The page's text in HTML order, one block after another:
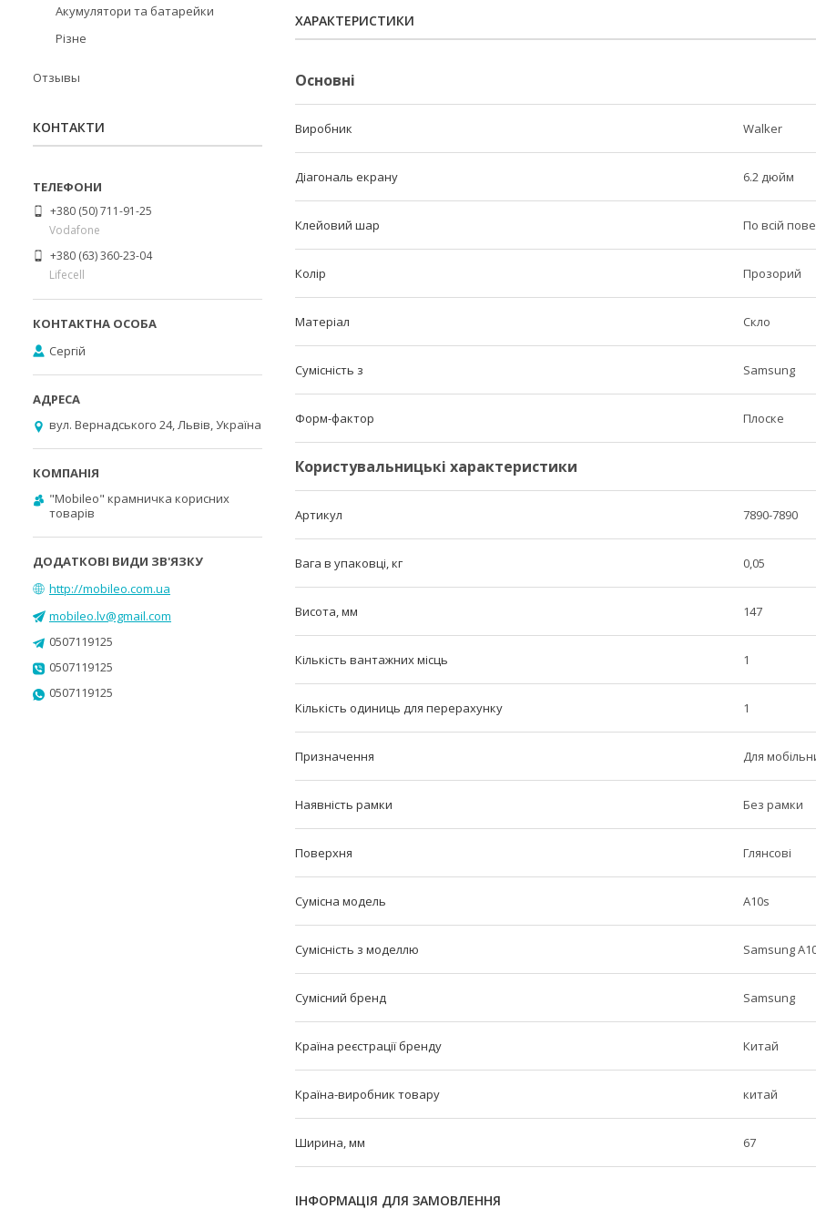
ХАРАКТЕРИСТИКИ
Основні
Виробник Walker
Діагональ екрану 6.2 дюйм
Клейовий шар По всій
Колір Прозорий
Матеріал Скло
Сумісність з Samsung
Форм-фактор Плоске
Користувальницькі характеристики
Артикул 7890-7890
Вага в упаковці, кг 0,05
Висота, мм 147
Кількість вантажних місць 1
Кількість одиниць для перерахунку 1
Призначення Для
Наявність рамки Без рамки
Поверхня Глянсові
Сумісна модель A10s
Сумісність з моделлю Samsung
Сумісний бренд Samsung
Країна реєстрації бренду Китай
Країна-виробник товару китай
Ширина, мм 67
ІНФОРМАЦІЯ ДЛЯ ЗАМОВЛЕННЯ
Акумулятори та батарейки
Різне
Отзывы
КОНТАКТИ
+380 (50) 711-91-25
Vodafone
+380 (63) 360-23-04
Lifecell
Сергій
вул. Вернадського 24, Львів, Україна
"Mobileo" крамничка корисних
товарів
http://mobileo.com.ua
mobileo.lv@gmail.com
0507119125
0507119125
0507119125